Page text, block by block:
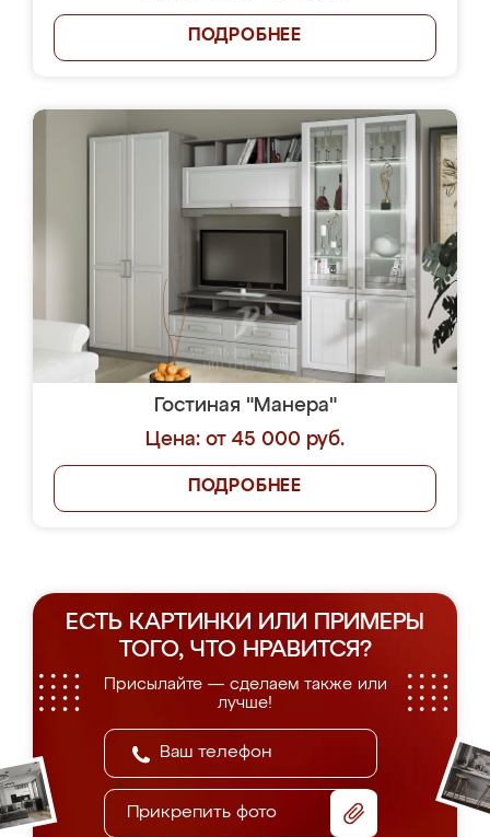
ПОДРОБНЕЕ
Гостиная "Манера"
Цена: от 45 000 руб.
ПОДРОБНЕЕ
ЕСТЬ КАРТИНКИ ИЛИ ПРИМЕРЫ
ТОГО, ЧТО НРАВИТСЯ?
Присылайте — сделаем также или
лучше!
Прикрепить фото